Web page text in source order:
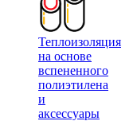
Теплоизоляция
на основе
вспененного
полиэтилена
и
аксессуары